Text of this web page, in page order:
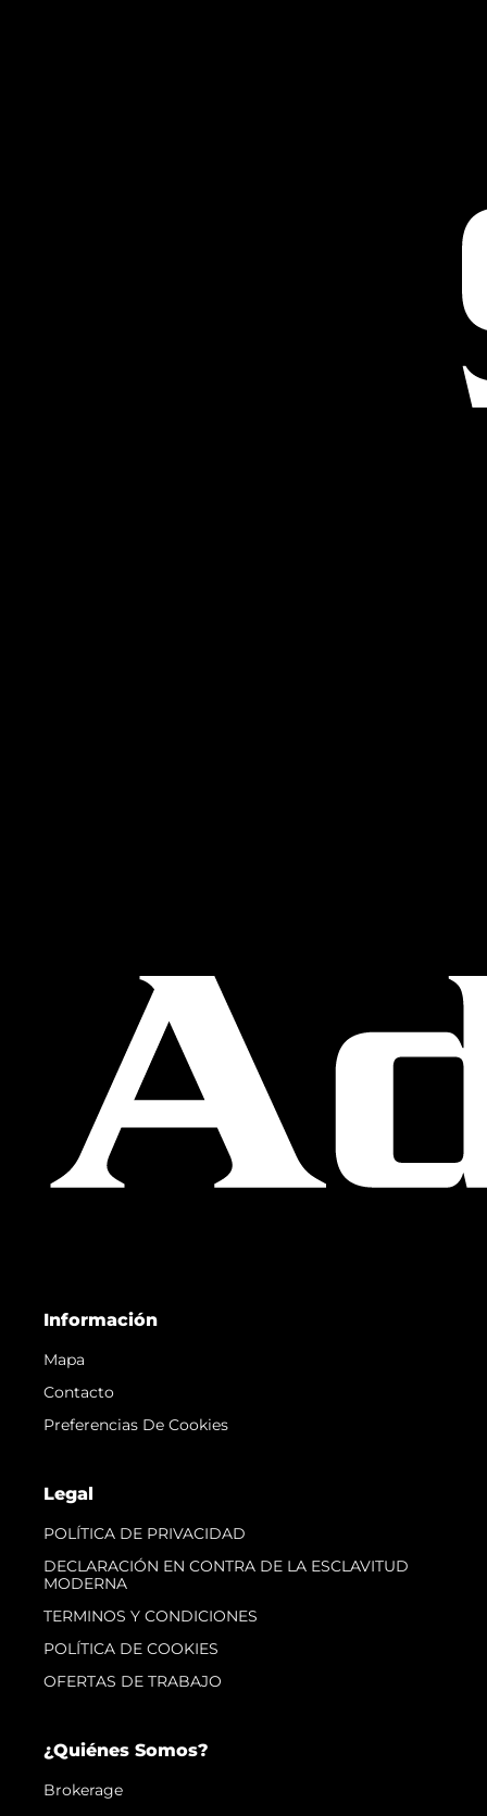
Información
Mapa
Contacto
Preferencias De Cookies
Legal
POLÍTICA DE PRIVACIDAD
DECLARACIÓN EN CONTRA DE LA ESCLAVITUD
MODERNA
TERMINOS Y CONDICIONES
POLÍTICA DE COOKIES
OFERTAS DE TRABAJO
¿Quiénes Somos?
Brokerage